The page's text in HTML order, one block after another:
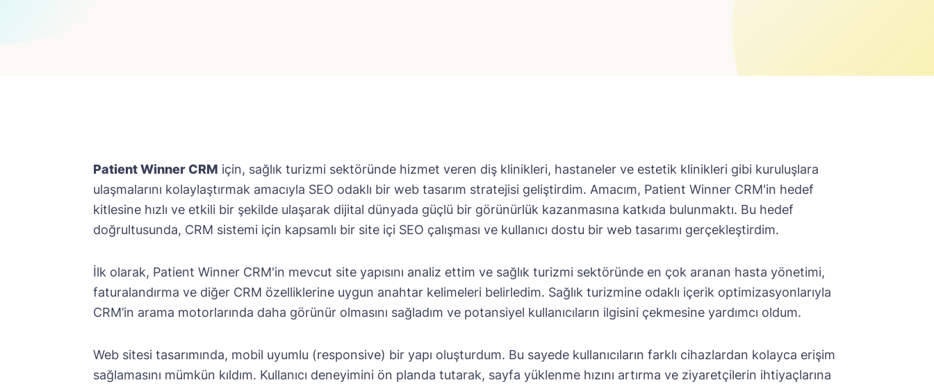
Patient Winner CRM için, sağlık turizmi sektöründe hizmet veren diş klinikleri, hastaneler ve estetik klinikleri gibi kuruluşlara
ulaşmalarını kolaylaştırmak amacıyla SEO odaklı bir web tasarım stratejisi geliştirdim. Amacım, Patient Winner CRM'in hedef
kitlesine hızlı ve etkili bir şekilde ulaşarak dijital dünyada güçlü bir görünürlük kazanmasına katkıda bulunmaktı. Bu hedef
doğrultusunda, CRM sistemi için kapsamlı bir site içi SEO çalışması ve kullanıcı dostu bir web tasarımı gerçekleştirdim.
İlk olarak, Patient Winner CRM'in mevcut site yapısını analiz ettim ve sağlık turizmi sektöründe en çok aranan hasta yönetimi,
faturalandırma ve diğer CRM özelliklerine uygun anahtar kelimeleri belirledim. Sağlık turizmine odaklı içerik optimizasyonlarıyla
CRM’in arama motorlarında daha görünür olmasını sağladım ve potansiyel kullanıcıların ilgisini çekmesine yardımcı oldum.
Web sitesi tasarımında, mobil uyumlu (responsive) bir yapı oluşturdum. Bu sayede kullanıcıların farklı cihazlardan kolayca erişim
sağlamasını mümkün kıldım. Kullanıcı deneyimini ön planda tutarak, sayfa yüklenme hızını artırma ve ziyaretçilerin ihtiyaçlarına